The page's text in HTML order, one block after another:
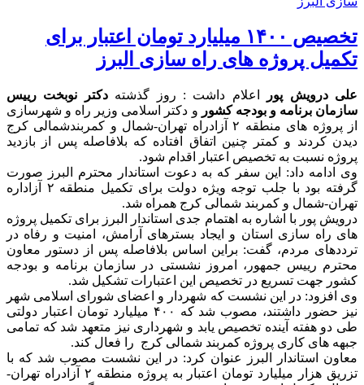
تخصیص ۱۴۰۰ میلیارد تومان اعتبار برای
تکمیل پروژه های راه سازی البرز
علی درویش پور اعلام داشت : روز گذشتهدکتر نوبخت رییس
سازمان برنامه و بودجه کشور و دکتر اسلامی وزیر راه و شهرسازی
از پروژه های منطقه ۲ آزادراه تهران-شمال و کمربندشمالی کرج
دیدن کردند و کمتر چنین اتفاق افتاده که بلافاصله پس از بازدید
پروژه نسبت به تخصیص اعتبار اقدام شود.
وی ادامه داد: این سفر که به دعوت استاندار محترم البرز صورت
گرفته بود با جلب توجه ویژه دولت برای تکمیل منطقه ۲ آزاداره
تهران-شمال و کمربند شمالی کرج همراه شد.
درویش پور با اشاره به اهتمام جدی استاندار البرز برای تکمیل پروژه
های راه سازی استان و ایجاد بسترهای آرامش، امنیت و رفاه در
ترددهای مردم، گفت: براین اساس بلافاصله پس از دستور معاون
محترم رییس جمهور، امروز نشستی در سازمان برنامه و بودجه
کشور جهت تسریع در تخصیص این اعتبارات تشکیل شد.
وی افزود: در این نشست که شهردار و اعضای شورای اسلامی شهر
نیز حضور داشتند، مصوب شد که ۴۰۰ میلیارد تومان اعتبار دولتی
طی دو هفته آینده تخصیص یابد و شهرداری نیز متعهد شد که تمامی
جبهه های کاری پروژه کمربند شمالی کرج را فعال کند.
معاون استاندار البرز عنوان کرد: در این نشست مصوب شد که با
تزریق هزار میلیارد تومان اعتبار به پروژه منطقه ۲ آزادراه تهران-